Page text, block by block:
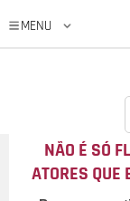
NÃO É SÓ
ATORES